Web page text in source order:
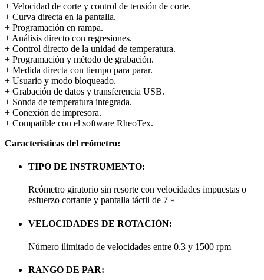
+ Velocidad de corte y control de tensión de corte.
+ Curva directa en la pantalla.
+ Programación en rampa.
+ Análisis directo con regresiones.
+ Control directo de la unidad de temperatura.
+ Programación y método de grabación.
+ Medida directa con tiempo para parar.
+ Usuario y modo bloqueado.
+ Grabación de datos y transferencia USB.
+ Sonda de temperatura integrada.
+ Conexión de impresora.
+ Compatible con el software RheoTex.
Caracteristicas del reómetro:
TIPO DE INSTRUMENTO:
Reómetro giratorio sin resorte con velocidades impuestas o
esfuerzo cortante y pantalla táctil de 7 »
VELOCIDADES DE ROTACIÓN:
Número ilimitado de velocidades entre 0.3 y 1500 rpm
RANGO DE PAR: